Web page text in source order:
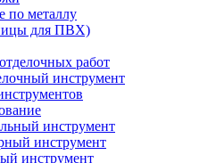
металлу
для ПВХ)
работ
инструмент
инструмент
инструмент
инструмент